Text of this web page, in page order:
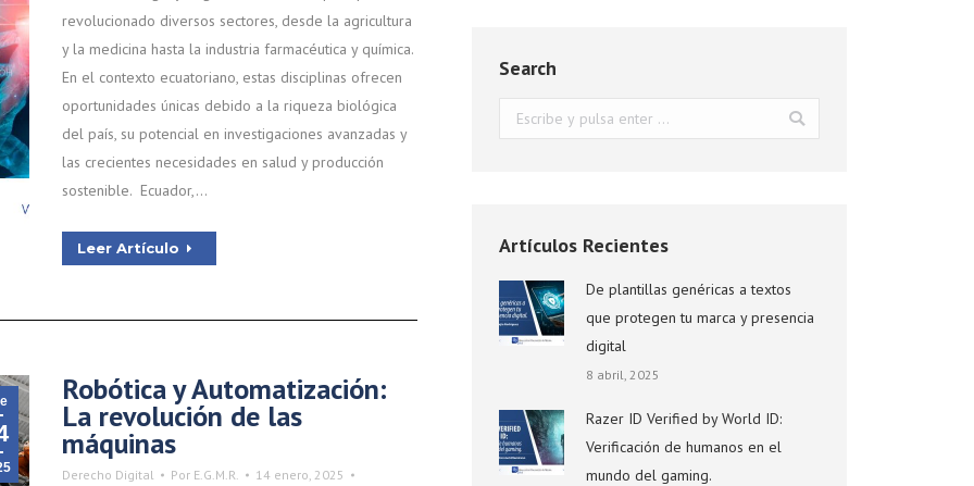
revolucionado diversos sectores, desde la agricultura
y la medicina hasta la industria farmacéutica y química.
En el contexto ecuatoriano, estas disciplinas ofrecen
oportunidades únicas debido a la riqueza biológica
del país, su potencial en investigaciones avanzadas y
las crecientes necesidades en salud y producción
sostenible. Ecuador,…
Leer Artículo
Robótica y Automatización:
La revolución de las
máquinas
Derecho Digital Por E.G.M.R.
14 enero, 2025
Search
Buscar:
Artículos Recientes
De plantillas genéricas a textos
que protegen tu marca y presencia
digital
8 abril, 2025
Razer ID Verified by World ID:
Verificación de humanos en el
mundo del gaming.